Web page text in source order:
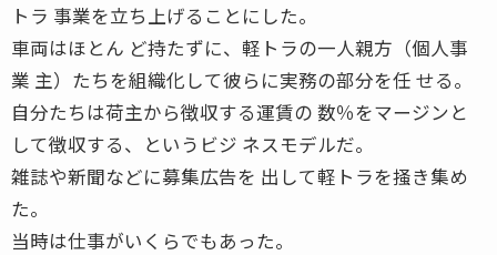
トラ 事業を立ち上げることにした。
車両はほとん ど持たずに、軽トラの一人親方（個人事
業 主）たちを組織化して彼らに実務の部分を任 せる。
自分たちは荷主から徴収する運賃の 数％をマージンと
して徴収する、というビジ ネスモデルだ。
雑誌や新聞などに募集広告を 出して軽トラを掻き集め
た。
当時は仕事がいくらでもあった。